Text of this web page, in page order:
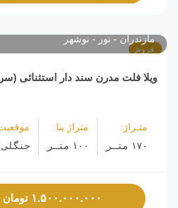
فروش
مازندران نور نوشهر
ویلا فلت مدرن سند دار استثنائی
متـراژ:
۱۷۰ متـر
متراژ بنا:
۱۰۰ متـر
۱.۵۰۰.۰۰۰.۰۰۰ تومان